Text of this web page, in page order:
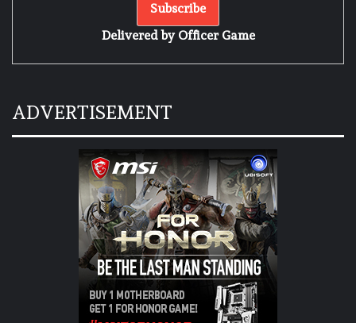
Delivered by Officer Game
ADVERTISEMENT